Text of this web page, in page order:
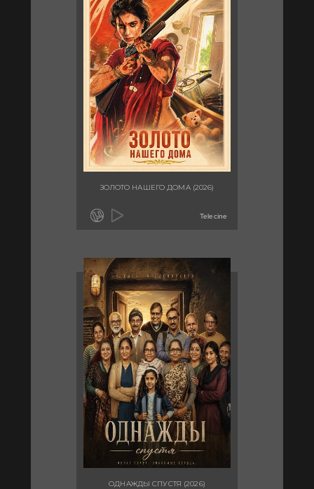
ЗОЛОТО НАШЕГО ДОМА (2026)
Telecine
ОДНАЖДЫ СПУСТЯ (2026)